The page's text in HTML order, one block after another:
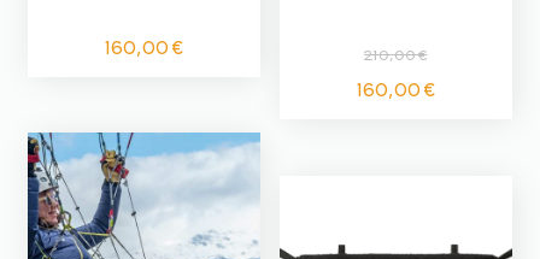
160,00€ 210,00€
Le
prix
160,00€Le